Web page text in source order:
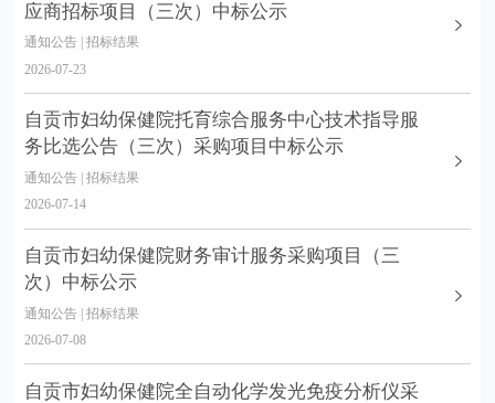
应商招标项目（三次）中标公示
通知公告 | 招标结果
2026-07-23
自贡市妇幼保健院托育综合服务中心技术指导服
务比选公告（三次）采购项目中标公示
通知公告 | 招标结果
2026-07-14
自贡市妇幼保健院财务审计服务采购项目（三
次）中标公示
通知公告 | 招标结果
2026-07-08
自贡市妇幼保健院全自动化学发光免疫分析仪采